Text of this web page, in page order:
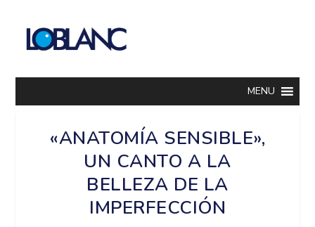
MENU
«ANATOMÍA SENSIBLE»,
UN CANTO A LA
BELLEZA DE LA
IMPERFECCIÓN